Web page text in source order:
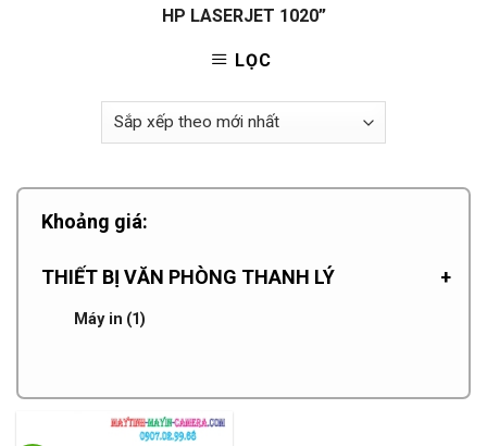
HP LASERJET 1020”
LỌC
Khoảng giá:
THIẾT BỊ VĂN PHÒNG THANH LÝ +
Máy in (1)